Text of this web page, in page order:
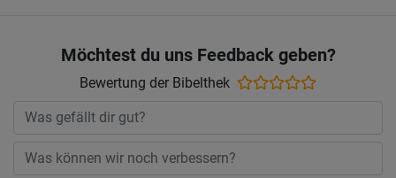
Möchtest du uns Feedback geben?
Bewertung der Bibelthek